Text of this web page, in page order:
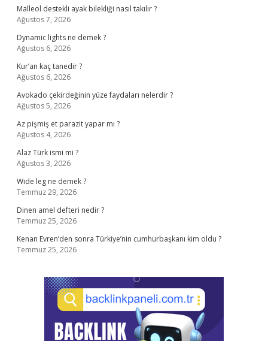
Malleol destekli ayak bilekliği nasıl takılır ?
Ağustos 7, 2026
Dynamic lights ne demek ?
Ağustos 6, 2026
Kur’an kaç tanedir ?
Ağustos 6, 2026
Avokado çekirdeğinin yüze faydaları nelerdir ?
Ağustos 5, 2026
Az pişmiş et parazit yapar mı ?
Ağustos 4, 2026
Alaz Türk ismi mi ?
Ağustos 3, 2026
Wıde leg ne demek ?
Temmuz 29, 2026
Dinen amel defteri nedir ?
Temmuz 25, 2026
Kenan Evren’den sonra Türkiye’nin cumhurbaşkanı kim oldu ?
Temmuz 25, 2026